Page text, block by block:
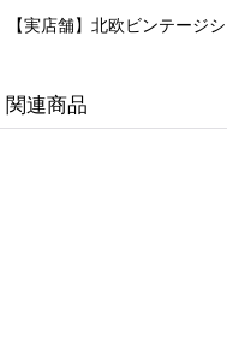
【実店舗】北欧ビンテー
関連商品